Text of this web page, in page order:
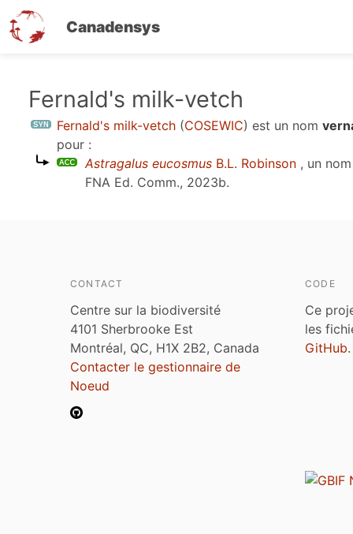
Canadensys
contenu
Fernald's milk-vetch
Fernald's milk-vetch (COSEWIC) est un nom
pour :
Astragalus eucosmus B.L. Robinson , un
FNA Ed. Comm., 2023b.
CONTACT
Centre sur la biodiversité
4101 Sherbrooke Est
Montréal, QC, H1X 2B2, Canada
Contacter le gestionnaire de
Noeud
CODE
Ce
les
GitHub.